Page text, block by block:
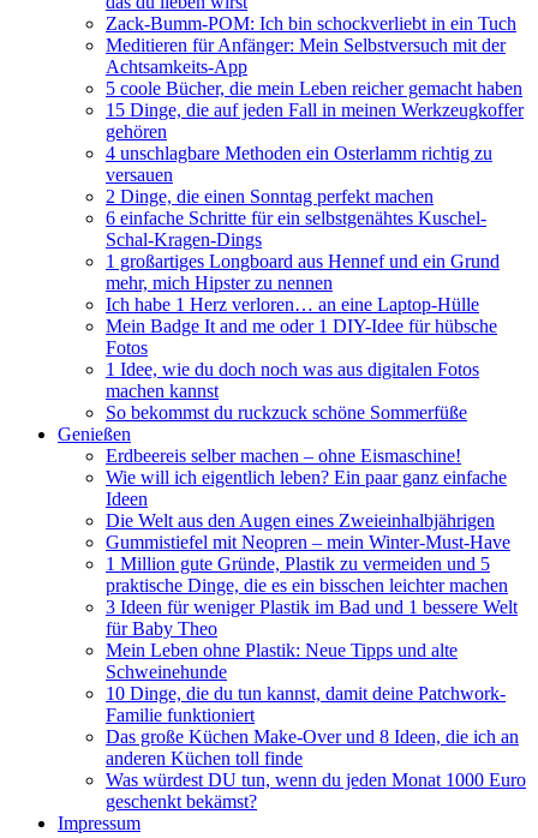
Zack-Bumm-POM: Ich bin schockverliebt in ein Tuch
Meditieren für Anfänger: Mein Selbstversuch mit der
Achtsamkeits-App
5 coole Bücher, die mein Leben reicher gemacht haben
15 Dinge, die auf jeden Fall in meinen Werkzeugkoffer
gehören
4 unschlagbare Methoden ein Osterlamm richtig zu
versauen
2 Dinge, die einen Sonntag perfekt machen
6 einfache Schritte für ein selbstgenähtes Kuschel-
Schal-Kragen-Dings
1 großartiges Longboard aus Hennef und ein Grund
mehr, mich Hipster zu nennen
Ich habe 1 Herz verloren… an eine Laptop-Hülle
Mein Badge It and me oder 1 DIY-Idee für hübsche
Fotos
1 Idee, wie du doch noch was aus digitalen Fotos
machen kannst
So bekommst du ruckzuck schöne Sommerfüße
Genießen
Erdbeereis selber machen – ohne Eismaschine!
Wie will ich eigentlich leben? Ein paar ganz einfache
Ideen
Die Welt aus den Augen eines Zweieinhalbjährigen
Gummistiefel mit Neopren – mein Winter-Must-Have
1 Million gute Gründe, Plastik zu vermeiden und 5
praktische Dinge, die es ein bisschen leichter machen
3 Ideen für weniger Plastik im Bad und 1 bessere Welt
für Baby Theo
Mein Leben ohne Plastik: Neue Tipps und alte
Schweinehunde
10 Dinge, die du tun kannst, damit deine Patchwork-
Familie funktioniert
Das große Küchen Make-Over und 8 Ideen, die ich an
anderen Küchen toll finde
Was würdest DU tun, wenn du jeden Monat 1000 Euro
geschenkt bekämst?
Impressum